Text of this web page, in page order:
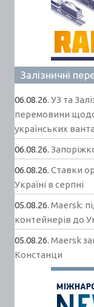
Залізничні
06.08.26. УЗ та
перемовини
українських
06.08.26.
06.08.26. Ставки
Україні в серпні
05.08.26. Maersk:
контейнерів до
05.08.26. Maersk
Констанци